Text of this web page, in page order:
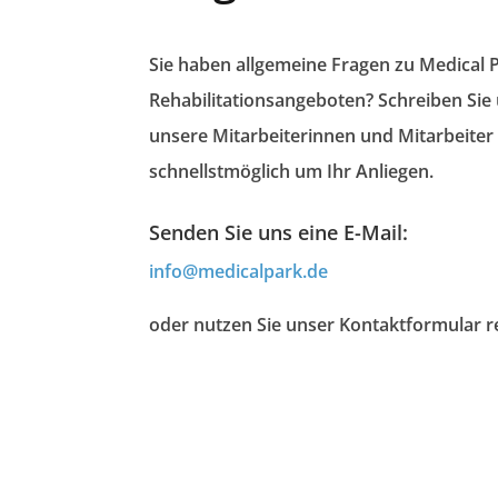
Sie habenallgemeine Fragen zu Medical
Rehabilitationsangeboten? Schreiben
unsere Mitarbeiterinnen und
schnellstmöglich um Ihr Anliegen.
Senden Sie uns eine E-Mail:
info@medicalpark.de
oder nutzen Sie unser Kontaktformular